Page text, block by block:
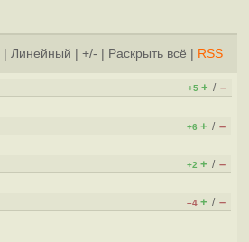
Линейный +/- Раскрыть всё RSS
+5 + / –
+6 + / –
+2 + / –
–4 + / –